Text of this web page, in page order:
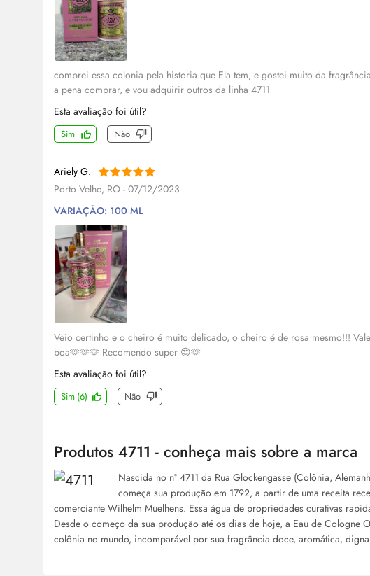
comprei essa colonia pela historia que Ela tem, e gostei muito da
a pena comprar, e vou adquirir outros da linha 4711
Esta avaliação foi útil?
Sim Não
Ariely G.
Porto Velho, RO - 07/12/2023
VARIAÇÃO: 100 ML
Veio certinho e o cheiro é muito delicado, o cheiro é de rosa mesmo!!!
boa🫶🫶🫶 Recomendo super 😍🫶
Esta avaliação foi útil?
Sim (6) Não
Produtos 4711 - conheça mais sobre a marca
Nascida no n° 4711 da Rua Glockengasse (Colônia,
começa sua produção em 1792, a partir de uma receita
comerciante Wilhelm Muelhens. Essa água de propriedades curativas
Desde o começo da sua produção até os dias de hoje, a Eau de Cologne
colônia no mundo, incomparável por sua fragrância doce, aromática,